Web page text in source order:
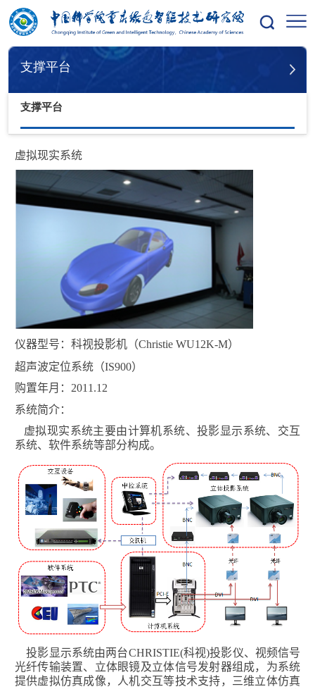
您的位置：首页 支撑平台
支撑平台
支撑平台
虚拟现实系统
仪器型号： 科视投影机（Christie WU12K-M）
超声波定位系统（IS900）
购置年月： 2011.12
系统简介：
虚拟现实系统主要由计算机系统、投影显示系统、交互
系统、软件系统等部分构成。
投影显示系统由两台CHRISTIE(科视)投影仪、视频信号
光纤传输装置、立体眼镜及立体信号发射器组成，为系统
提供虚拟仿真成像，人机交互等技术支持，三维立体仿真